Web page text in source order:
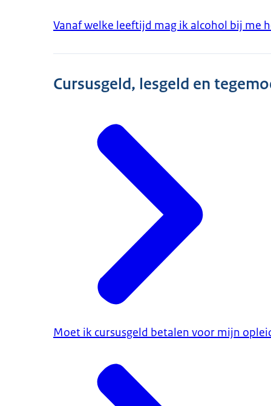
Vanaf welke leeftijd mag ik alcohol bij me
Cursusgeld, lesgeld en
Moet ik cursusgeld betalen voor mijn